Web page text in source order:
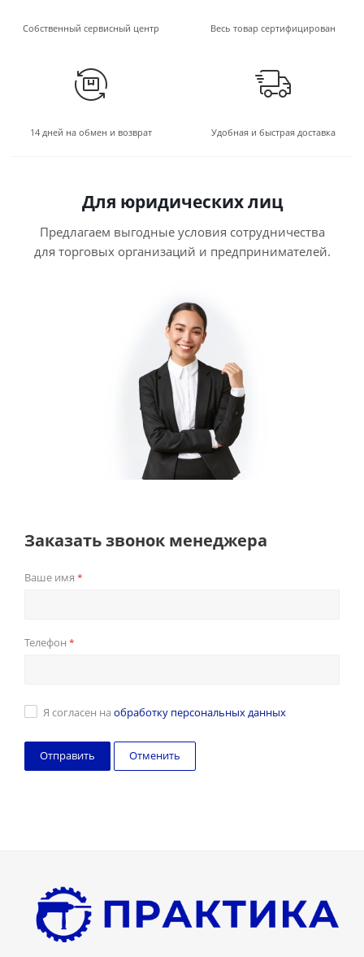
Собственный сервисный центр Весь товар сертифицирован
14 дней на обмен и возврат Удобная и быстрая доставка
Для юридических лиц
Предлагаем выгодные условия сотрудничества
для торговых организаций и предпринимателей.
Заказать звонок менеджера
Ваше имя *
Телефон *
Я согласен на обработку персональных данных
Отменить